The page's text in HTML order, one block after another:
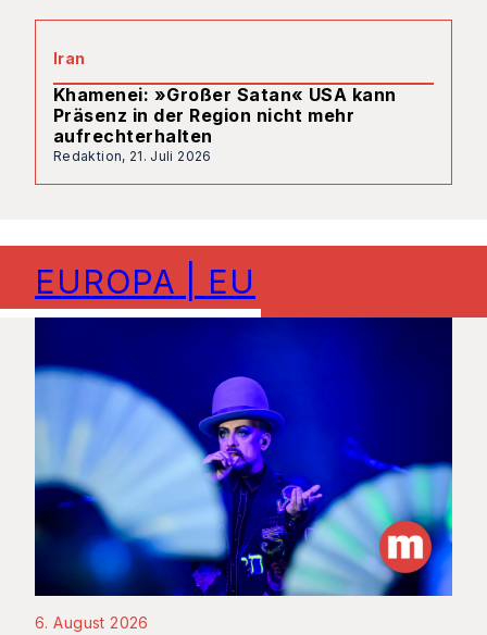
Iran
Khamenei: »Großer Satan« USA kann
Präsenz in der Region nicht mehr
aufrechterhalten
Redaktion, 21. Juli 2026
EUROPA | EU
6. August 2026